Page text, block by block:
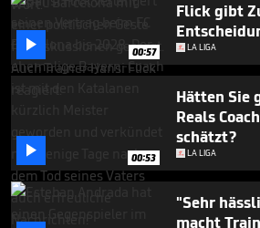
 00:57
Flick gibt
LA LIGA
 00:53
Hätten Sie
Reals
schätzt?
LA LIGA
"Sehr
macht